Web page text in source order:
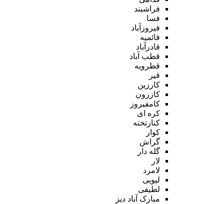
فراشبند
فسا
فیروزآباد
قائمیه
قادرآباد
قطب آباد
قطرویه
قیر
کارزین
کازرون
کامفیروز
کره ای
کنارتخته
کوار
گراش
گله دار
لار
لامرد
لپویی
لطیفی
مبارک آباد دیز